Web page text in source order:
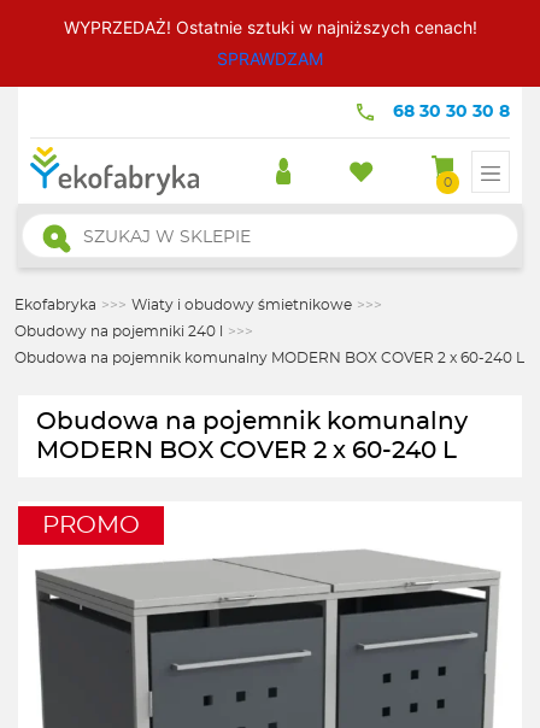
WYPRZEDAŻ! Ostatnie sztuki w najniższych cenach!
SPRAWDZAM
68 30 30 30 8
0
Wyszukiwarka
produktów
Ekofabryka >>> Wiaty i obudowy śmietnikowe >>>
Obudowy na pojemniki 240 l
>>>
Obudowa na pojemnik komunalny MODERN BOX COVER 2 x 60-240 L
Obudowa na pojemnik komunalny
MODERN BOX COVER 2 x 60-240 L
PROMO